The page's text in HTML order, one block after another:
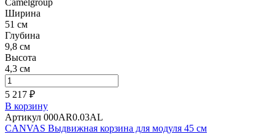
Ширина
51 см
Глубина
9,8 см
Высота
4,3 см
5 217 ₽
В корзину
Артикул 000AR0.03AL
CANVAS Выдвижная корзина для модуля 45 см